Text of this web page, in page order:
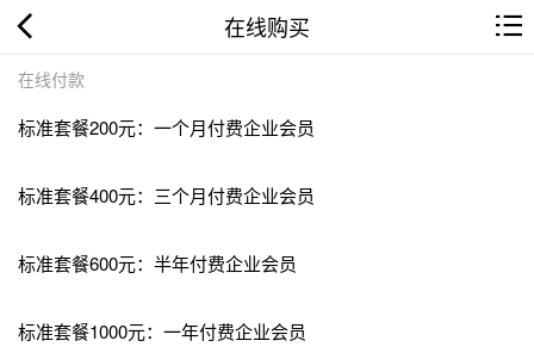
在线购买
在线付款
标准套餐200元：一个月付费企业会员
标准套餐400元：三个月付费企业会员
标准套餐600元：半年付费企业会员
标准套餐1000元：一年付费企业会员